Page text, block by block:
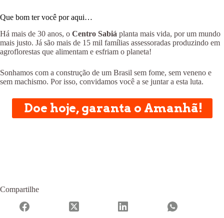
Que bom ter você por aqui…
Há mais de 30 anos, o Centro Sabiá planta mais vida, por um mundo
mais justo. Já são mais de 15 mil famílias assessoradas produzindo em
agroflorestas que alimentam e esfriam o planeta!
Sonhamos com a construção de um Brasil sem fome, sem veneno e
sem machismo. Por isso, convidamos você a se juntar a esta luta.
Doe hoje, garanta o Amanhã!
Compartilhe